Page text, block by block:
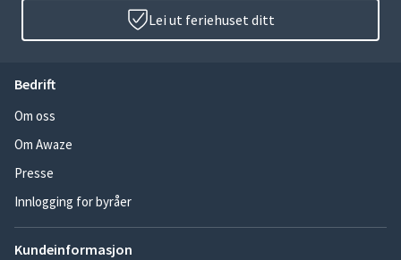
Lei ut feriehuset ditt
Bedrift
Om oss
Om Awaze
Presse
Innlogging for byråer
Kundeinformasjon